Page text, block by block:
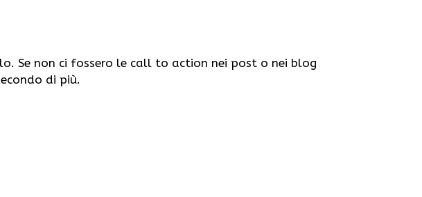
Se non ci fossero le call to action nei post o nei blog
di più.